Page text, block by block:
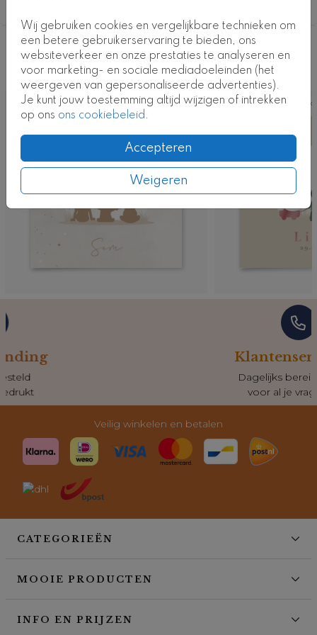
Wij gebruiken cookies en vergelijkbare technieken om
een betere gebruikerservaring te bieden, ons
websiteverkeer en onze prestaties te analyseren en
voor marketing- en sociale mediadoeleinden (het
weergeven van gepersonaliseerde advertenties).
Je kunt jouw toestemming altijd wijzigen of intrekken
op ons ons cookiebeleid.
Accepteren
Weigeren
Deze ontwerpen vind je misschien ook
leuk
Kaart
Veilig winkelen en betalen
CATEGORIEËN
MOOIE PRODUCTEN
INFO EN PRIJZEN